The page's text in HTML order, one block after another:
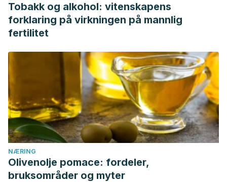
Tobakk og alkohol: vitenskapens
forklaring på virkningen på mannlig
fertilitet
NÆRING
Olivenolje pomace: fordeler,
bruksområder og myter